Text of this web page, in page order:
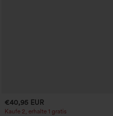
€40,95 EUR
Kaufe 2, erhalte 1 gratis